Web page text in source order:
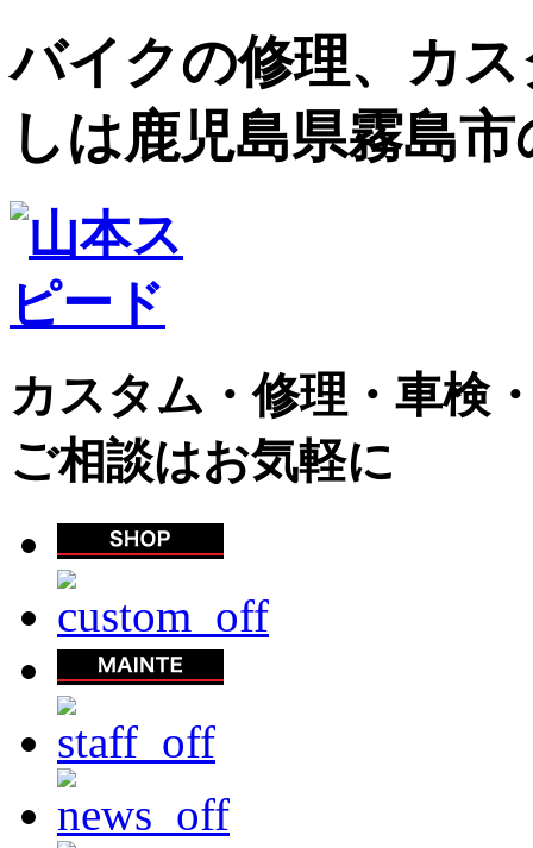
バイクの修理、カ
しは鹿児島県霧島
カスタム・修理・車検
ご相談はお気軽に